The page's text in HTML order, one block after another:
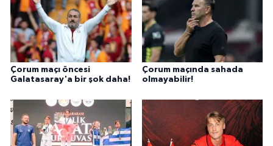
Çorum maçı öncesi
Galatasaray'a bir şok daha!
Çorum maçında sahada
olmayabilir!